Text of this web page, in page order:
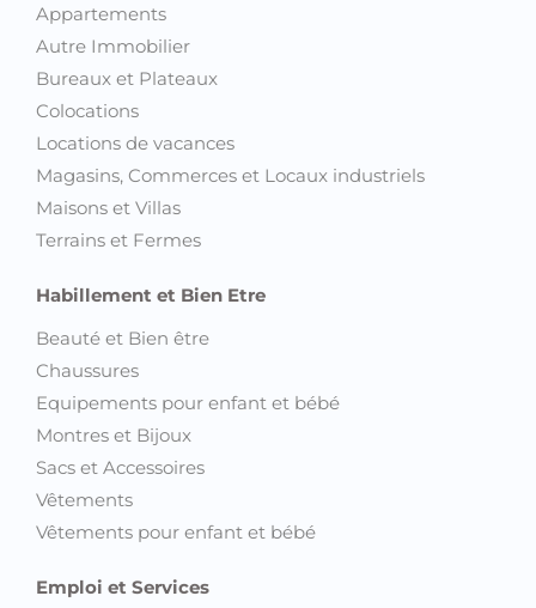
Appartements
Autre Immobilier
Bureaux et Plateaux
Colocations
Locations de vacances
Magasins, Commerces et Locaux industriels
Maisons et Villas
Terrains et Fermes
Habillement et Bien Etre
Beauté et Bien être
Chaussures
Equipements pour enfant et bébé
Montres et Bijoux
Sacs et Accessoires
Vêtements
Vêtements pour enfant et bébé
Emploi et Services